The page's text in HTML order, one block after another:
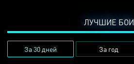
ЛУЧШИЕ БОИ
За 30 дней За год